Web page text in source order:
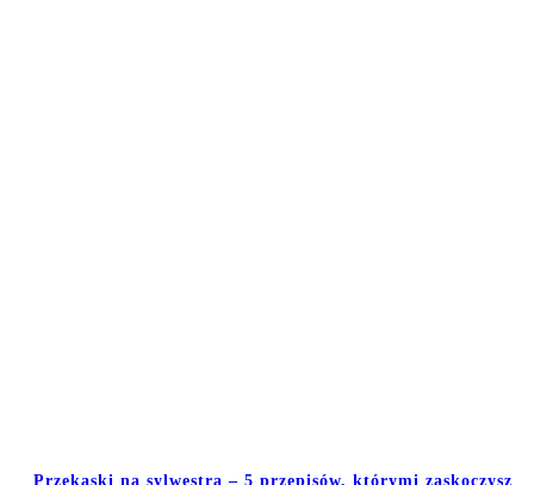
Przekąski na sylwestra – 5 przepisów, którymi zaskoczysz